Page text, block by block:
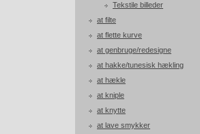
Tekstile billeder
at filte
at flette kurve
at genbruge/redesigne
at hakke/tunesisk hækling
at hækle
at kniple
at knytte
at lave smykker